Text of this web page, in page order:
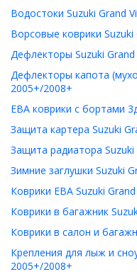
Водостоки Suzuki Grand
Ворсовые коврики
Дефлекторы Suzuki
Дефлекторы капота
2005+/2008+
ЕВА коврики с бортами
Защита картера Suzuki
Защита радиатора
Зимние заглушки Suzuki
Коврики ЕВА Suzuki
Коврики в багажник
Коврики в салон и
Крепления для лыж и
2005+/2008+